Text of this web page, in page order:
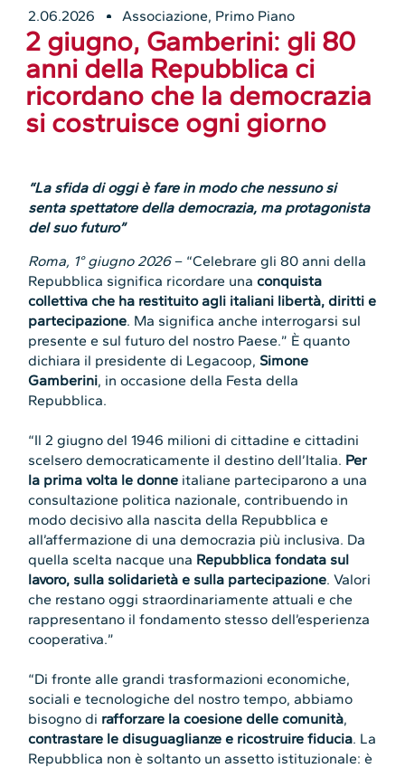
2.06.2026 Associazione, Primo Piano
2 giugno, Gamberini: gli 80
anni della Repubblica ci
ricordano che la democrazia
si costruisce ogni giorno
“La sfida di oggi è fare in modo che nessuno si
senta spettatore della democrazia, ma protagonista
del suo futuro”
Roma, 1° giugno 2026– “Celebrare gli 80 anni della
Repubblica significa ricordare unaconquista
collettiva che ha restituito agli italiani libertà, diritti e
partecipazione. Ma significa anche interrogarsi sul
presente e sul futuro del nostro Paese.” È quanto
dichiara il presidente di Legacoop, Simone
Gamberini, in occasione della Festa della
Repubblica.
“Il 2 giugno del 1946 milioni di cittadine e cittadini
scelsero democraticamente il destino dell’Italia. Per
la prima volta le donne italiane parteciparono a una
consultazione politica nazionale, contribuendo in
modo decisivo alla nascita della Repubblica e
all’affermazione di una democrazia più inclusiva. Da
quella scelta nacque una Repubblica fondata sul
lavoro, sulla solidarietà e sulla partecipazione. Valori
che restano oggi straordinariamente attuali e che
rappresentano il fondamento stesso dell’esperienza
cooperativa.”
“Di fronte alle grandi trasformazioni economiche,
sociali e tecnologiche del nostro tempo, abbiamo
bisogno di rafforzare la coesione delle comunità,
contrastare le disuguaglianze e ricostruire fiducia. La
Repubblica non è soltanto un assetto istituzionale: è